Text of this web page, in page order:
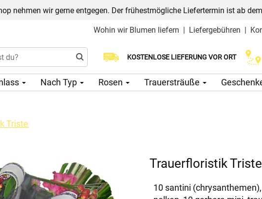
nehmen wir gerne entgegen. Der frühestmögliche Liefertermin ist ab
Wohin wir Blumen liefern | Liefergebühren |
KOSTENLOSE LIEFERUNG VOR ORT
Wählen Sie Ihr Lieferdatum
Nach Typ Rosen Trauersträuße
Triste
Trauerfloristik Triste
10 santini